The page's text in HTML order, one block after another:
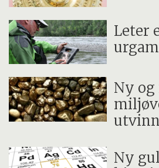
Leter
Ny og
Ny